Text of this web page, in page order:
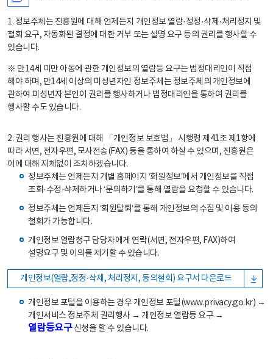
1. 정보주체는 진흥원에 대해 언제든지 개인정보 열람·정정·삭제·처리정지 및
철회 요구, 자동화된 결정에 대한 거부 또는 설명 요구 등의 권리를 행사할 수
있습니다.
※ 만14세 미만 아동에 관한 개인정보의 열람등 요구는 법정대리인이 직접
해야 하며, 만14세 이상의 미성년자인 정보주체는 정보주체의 개인정보에
관하여 미성년자 본인이 권리를 행사하거나 법정대리인을 통하여 권리를
행사할 수도 있습니다.
2. 권리 행사는 진흥원에 대해 「개인정보 보호법」 시행령 제41조 제1항에
따라 서면, 전자우편, 모사전송(FAX) 등을 통하여 하실 수 있으며, 진흥원은
이에 대해 지체없이 조치하겠습니다.
정보주체는 언제든지 개별 홈페이지 ‘회원정보’에서 개인정보를 직접
조회·수정·삭제하거나 ‘문의하기’를 통해 열람을 요청할 수 있습니다.
정보주체는 언제든지 ‘회원탈퇴’를 통해 개인정보의 수집 및 이용 동의
철회가 가능합니다.
개인정보 열람청구 담당자에게 연락(서면, 전자우편, FAX)하여
설명요구 및 이의를 제기할 수 있습니다.
개인정보(열람,정정·삭제, 처리정지, 동의철회) 요구서 다운로드
개인정보 포털을 이용하는 경우 개인정보 포털(www.privacy.go.kr) →
개인서비스 정보주체 권리행사 → 개인정보 열람등 요구 →
열람등요구신청을 할 수 있습니다.